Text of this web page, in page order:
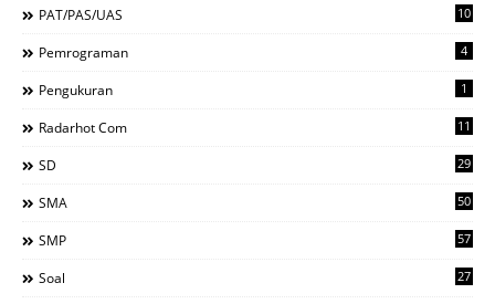
PAT/PAS/UAS 10
Pemrograman 4
Pengukuran 1
Radarhot Com 11
SD 29
SMA 50
SMP 57
Soal 27